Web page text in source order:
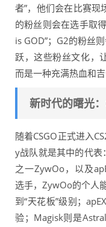
者”，他们会在比赛
的粉丝则会在选手取
is GOD”；G2的粉丝
跃，这些粉丝文化，
而是一种充满热血和
新时代的曙光
随着CSGO正式进入
y战队就是其中的代表
之一ZywOo，以及
选手，ZywOo的个人
到“天花板”级别；
验；Magisk则是